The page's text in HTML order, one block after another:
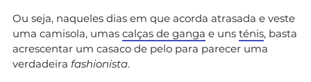
Ou seja, naqueles dias em que acorda atrasada e veste
uma camisola, umas calças de ganga e uns ténis, basta
acrescentar um casaco de pelo para parecer uma
verdadeira fashionista.